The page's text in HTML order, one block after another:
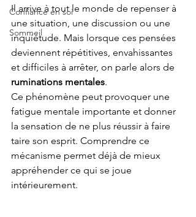
Confiance en soi
Sommeil
Il arrive à tout le monde de repenser à
une situation, une discussion ou une
inquiétude. Mais lorsque ces pensées
deviennent répétitives, envahissantes
et difficiles à arrêter, on parle alors de
ruminations mentales.
Ce phénomène peut provoquer une
fatigue mentale importante et donner
la sensation de ne plus réussir à faire
taire son esprit. Comprendre ce
mécanisme permet déjà de mieux
appréhender ce qui se joue
intérieurement.